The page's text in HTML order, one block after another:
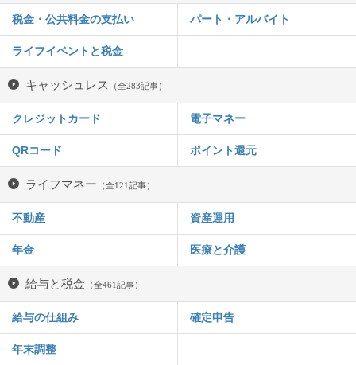
税金・公共料金の支払い パート・アルバイト
ライフイベントと税金
キャッシュレス （全283記事）
クレジットカード 電子マネー
QRコード ポイント還元
ライフマネー （全121記事）
不動産 資産運用
年金 医療と介護
給与と税金 （全461記事）
給与の仕組み 確定申告
年末調整